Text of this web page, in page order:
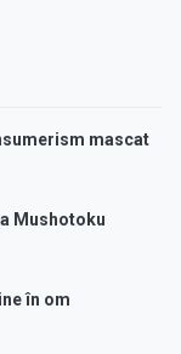
mascat
Mushotoku
în om